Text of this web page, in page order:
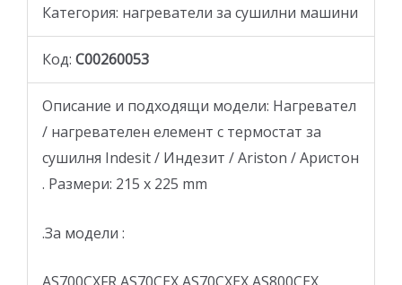
Категория: нагреватели за сушилни машини
Код: C00260053
Описание и подходящи модели: Нагревател
/ нагревателен елемент с термостат за
сушилня Indesit / Индезит / Ariston / Аристон
. Размери: 215 x 225 mm
.За модели :